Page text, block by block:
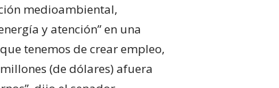
medioambiental,
y atención” en una
tenemos de crear empleo,
(de dólares) afuera